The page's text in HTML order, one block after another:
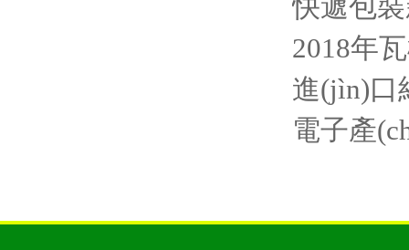
快遞包
2018年
進(jìn)口
電子產